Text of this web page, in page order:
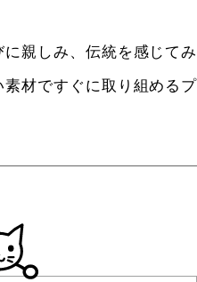
親しみ、伝統を感じてみ
材ですぐに取り組めるプ